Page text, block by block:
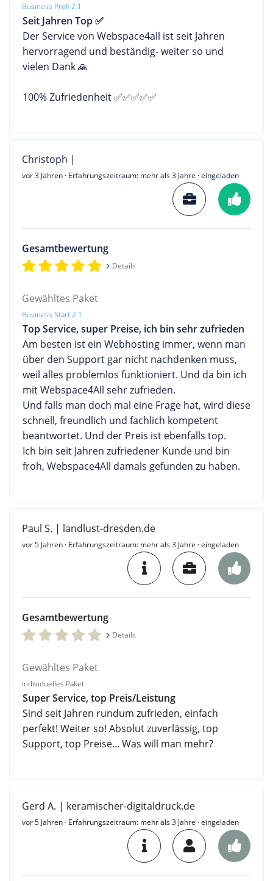
Business Profi 2.1
Seit Jahren Top ✅
Der Service von Webspace4all ist seit Jahren
hervorragend und beständig- weiter so und
vielen Dank 🙏
100% Zufriedenheit ✅✅✅✅✅
Christoph |
vor 3 Jahren · Erfahrungszeitraum: mehr als 3 Jahre · eingeladen
Gesamtbewertung
Details
Gewähltes Paket
Business Start 2.1
Top Service, super Preise, ich bin sehr zufrieden
Am besten ist ein Webhosting immer, wenn man
über den Support gar nicht nachdenken muss,
weil alles problemlos funktioniert. Und da bin ich
mit Webspace4All sehr zufrieden.
Und falls man doch mal eine Frage hat, wird diese
schnell, freundlich und fachlich kompetent
beantwortet. Und der Preis ist ebenfalls top.
Ich bin seit Jahren zufriedener Kunde und bin
froh, Webspace4All damals gefunden zu haben.
Paul S. | landlust-dresden.de
vor 5 Jahren · Erfahrungszeitraum: mehr als 3 Jahre · eingeladen
Gesamtbewertung
Details
Gewähltes Paket
Individuelles Paket
Super Service, top Preis/Leistung
Sind seit Jahren rundum zufrieden, einfach
perfekt! Weiter so! Absolut zuverlässig, top
Support, top Preise... Was will man mehr?
Gerd A. | keramischer-digitaldruck.de
vor 5 Jahren · Erfahrungszeitraum: mehr als 3 Jahre · eingeladen